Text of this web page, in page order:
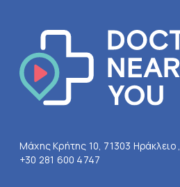
Μάχης Κρήτης 10, 71303 Ηράκλειο
+30 281 600 4747